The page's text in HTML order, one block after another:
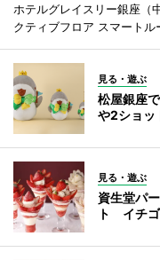
ホテルグレイスリー銀座（
クティブフロア スマートル
見る・遊ぶ
松屋銀座
や2ショッ
見る・遊ぶ
資生堂パ
ト イチ